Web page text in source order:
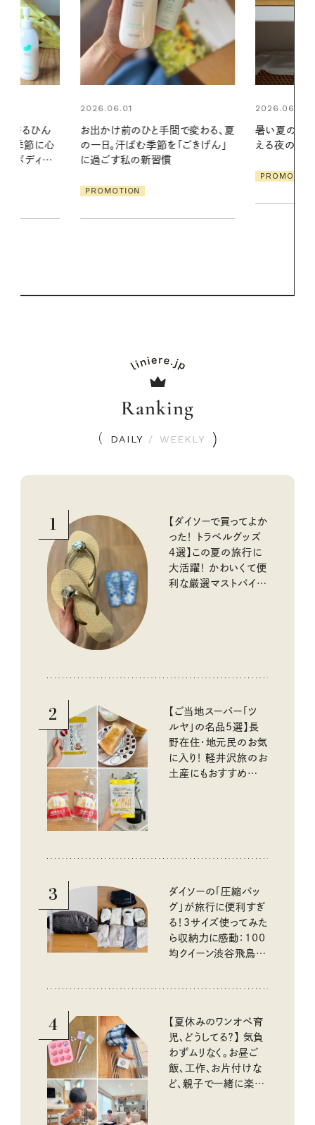
変わる、夏
ごきげん」
2026.06.01
暑い夏のナイトルーティン。私を整
える夜の爽やかご褒美ケア
2026.07.21
発・ベーリングの
Ranking
DAILY / WEEKLY
1
【ダイソーで買ってよか
った！ トラベルグッズ
4選】この夏の旅行に
大活躍！ かわいくて便
利な厳選マストバイア
2
【ご当地スーパー「ツ
ルヤ」の名品5選】長
野在住・地元民のお気
に入り！ 軽井沢旅のお
土産にもおすすめのお
3
ダイソーの「圧縮バッ
グ」が旅行に便利すぎ
る！3サイズ使ってみた
ら収納力に感動：100
均クイーン渋谷飛鳥の
4
【夏休みのワンオペ育
児、どうしてる？】 気負
わずムリなく。お昼ご
飯、工作、お片付けな
ど、親子で一緒に楽し